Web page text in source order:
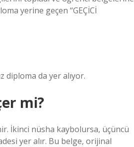
yerine geçen “GEÇİCİ
diploma da yer alıyor.
mi?
İkinci nüsha kaybolursa, üçüncü
yer alır. Bu belge, orijinal